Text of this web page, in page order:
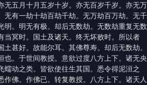
无五月十月五岁十岁。亦无百岁千岁。亦无万
无有一劫十劫百劫千劫。无万劫百万劫。无千
明。明无有极。却后无数劫。无数劫重复无数
当冥时。国土及诸天。终无坏败时。所以者
甚好。故能尔耳。其佛尊寿。却后无数劫。
也。于世间教授。意欲过度八方上下。诸无央
蠕动之类。皆欲使往生其国。悉令得泥洹之
作佛。作佛已。转复教授。八方上下。诸天人